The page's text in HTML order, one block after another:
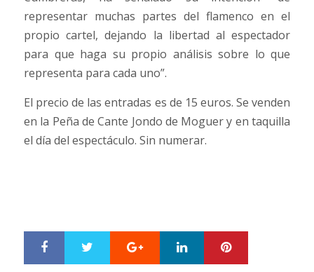
representar muchas partes del flamenco en el
propio cartel, dejando la libertad al espectador
para que haga su propio análisis sobre lo que
representa para cada uno”.
El precio de las entradas es de 15 euros. Se venden
en la Peña de Cante Jondo de Moguer y en taquilla
el día del espectáculo. Sin numerar.
Google+ LinkedIn